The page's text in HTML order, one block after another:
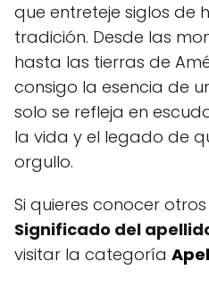
que entreteje siglos de
tradición. Desde las
hasta las tierras de
consigo la esencia de
solo se refleja en
la vida y el legado de
orgullo.
Si quieres conocer
Significado del
visitar la categoría